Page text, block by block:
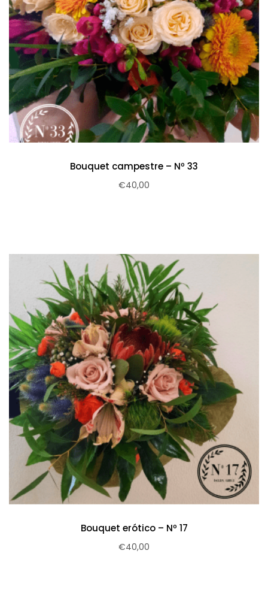
Bouquet campestre – Nº 33
€40,00
Bouquet erótico – Nº 17
€40,00